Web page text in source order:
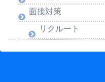
面接対策
リクルート